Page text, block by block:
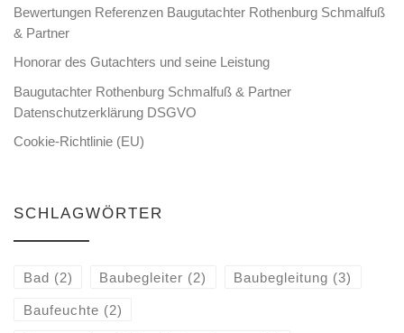
Bewertungen Referenzen Baugutachter Rothenburg Schmalfuß
& Partner
Honorar des Gutachters und seine Leistung
Baugutachter Rothenburg Schmalfuß & Partner
Datenschutzerklärung DSGVO
Cookie-Richtlinie (EU)
SCHLAGWÖRTER
Bad (2) Baubegleiter (2) Baubegleitung (3)
Baufeuchte (2)